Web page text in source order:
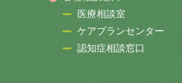
医療相談室
ケアプランセンター
認知症相談窓口